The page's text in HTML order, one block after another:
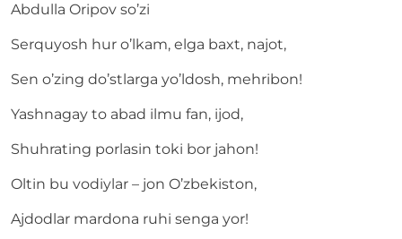
Abdulla Oripov so’zi
Serquyosh hur o’lkam, elga baxt, najot,
Sen o’zing do’stlarga yo’ldosh, mehribon!
Yashnagay to abad ilmu fan, ijod,
Shuhrating porlasin toki bor jahon!
Oltin bu vodiylar – jon O’zbekiston,
Ajdodlar mardona ruhi senga yor!